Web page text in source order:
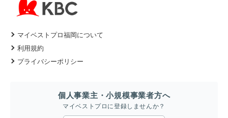
マイベストプロ福岡について
利用規約
プライバシーポリシー
個人事業主・小規模事業者方へ
マイベストプロに登録しませんか？